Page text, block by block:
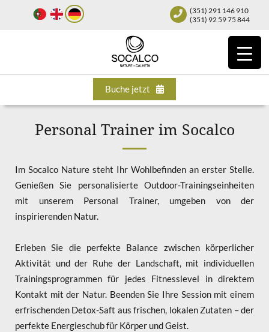
(351) 291 146 910
(351) 92 59 75 844
Buche jetzt
Personal Trainer im Socalco
Im Socalco Nature steht Ihr Wohlbefinden an erster Stelle.
Genießen Sie personalisierte Outdoor-Trainingseinheiten
mit unserem Personal Trainer, umgeben von der
inspirierenden Natur.
Erleben Sie die perfekte Balance zwischen körperlicher
Aktivität und der Ruhe der Landschaft, mit individuellen
Trainingsprogrammen für jedes Fitnesslevel in direktem
Kontakt mit der Natur. Beenden Sie Ihre Session mit einem
erfrischenden Detox-Saft aus frischen, lokalen Zutaten – der
perfekte Energieschub für Körper und Geist.